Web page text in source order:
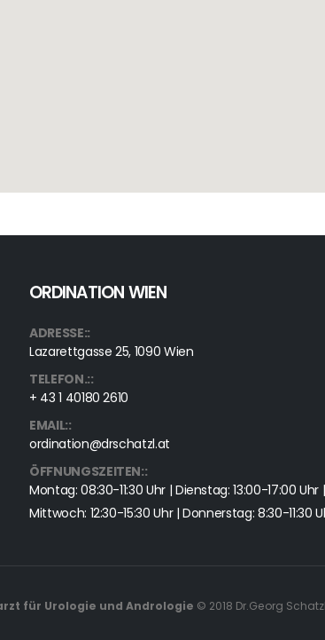
ORDINATION WIEN
ADRESSE::
Lazarettgasse 25, 1090 Wien
TELEFON.::
+ 43 1 40180 2610
EMAIL::
ordination@drschatzl.at
ÖFFNUNGSZEITEN::
Montag: 08:30-11:30 Uhr | Dienstag: 13:00-17:00 Uhr |
Mittwoch: 12:30-15:30 Uhr | Donnerstag: 8:30-11:30
für Urologie und Andrologie © 2018 Dr.Georg